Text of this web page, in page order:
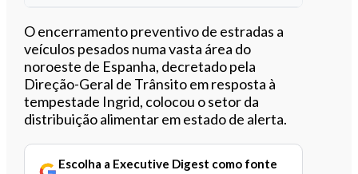
Ouvir este artigo
O encerramento preventivo de estradas a
veículos pesados numa vasta área do
noroeste de Espanha, decretado pela
Direção-Geral de Trânsito em resposta à
tempestade Ingrid, colocou o setor da
distribuição alimentar em estado de alerta.
Escolha a Executive Digest como fonte